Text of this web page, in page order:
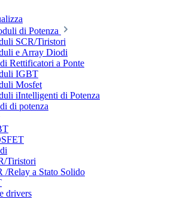
di Potenza
SCR/Tiristori
e Array Diodi
Rettificatori a Ponte
IGBT
Mosfet
iIntelligenti di Potenza
di potenza
Tiristori
/Relay a Stato Solido
drivers